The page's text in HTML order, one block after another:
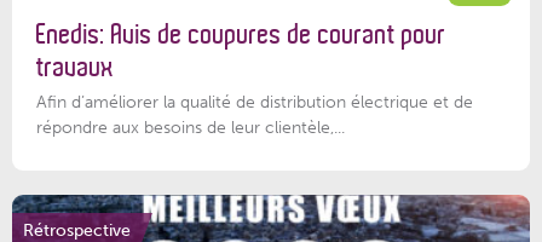
Enedis: Avis de coupures de courant pour
travaux
Afin d’améliorer la qualité de distribution électrique et de
répondre aux besoins de leur clientèle,...
Rétrospective